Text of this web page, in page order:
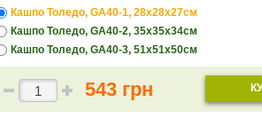
Кашпо Толедо, GA40-1, 28х28х27см
Кашпо Толедо, GA40-2, 35х35х34см
Кашпо Толедо, GA40-3, 51х51х50см
543 грн